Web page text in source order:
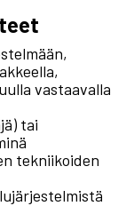
vastaavalla
tai
tekniikoiden